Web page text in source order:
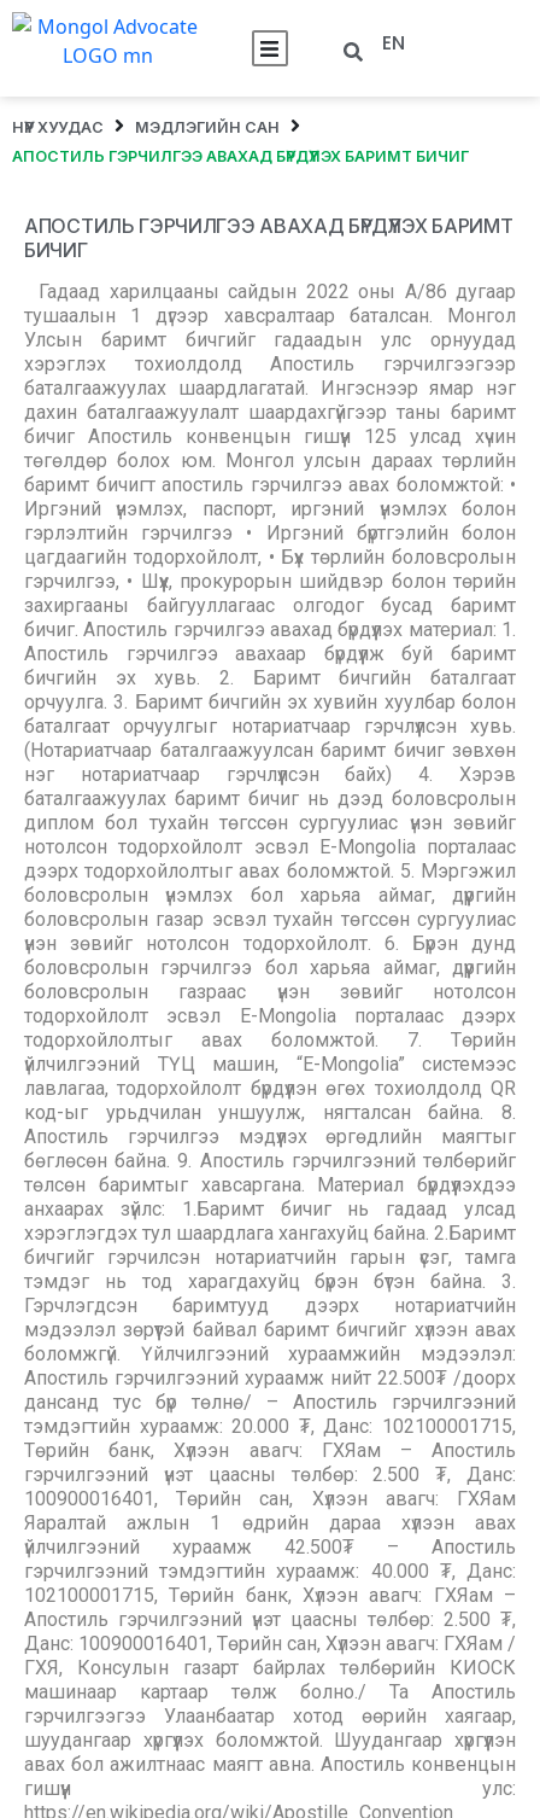
EN
НҮҮР ХУУДАС
МЭДЛЭГИЙН САН
АПОСТИЛЬ ГЭРЧИЛГЭЭ АВАХАД БҮРДҮҮЛЭХ БАРИМТ БИЧИГ
АПОСТИЛЬ ГЭРЧИЛГЭЭ АВАХАД БҮРДҮҮЛЭХ БАРИМТ
БИЧИГ
Гадаад харилцааны сайдын 2022 оны А/86 дугаар
тушаалын 1 дүгээр хавсралтаар баталсан. Монгол
Улсын баримт бичгийг гадаадын улс орнуудад
хэрэглэх тохиолдолд Апостиль гэрчилгээгээр
баталгаажуулах шаардлагатай. Ингэснээр ямар нэг
дахин баталгаажуулалт шаардахгүйгээр таны баримт
бичиг Апостиль конвенцын гишүүн 125 улсад хүчин
төгөлдөр болох юм. Монгол улсын дараах төрлийн
баримт бичигт апостиль гэрчилгээ авах боломжтой: •
Иргэний үнэмлэх, паспорт, иргэний үнэмлэх болон
гэрлэлтийн гэрчилгээ • Иргэний бүртгэлийн болон
цагдаагийн тодорхойлолт, • Бүх төрлийн боловсролын
гэрчилгээ, • Шүүх, прокурорын шийдвэр болон төрийн
захиргааны байгууллагаас олгодог бусад баримт
бичиг. Апостиль гэрчилгээ авахад бүрдүүлэх материал: 1.
Апостиль гэрчилгээ авахаар бүрдүүлж буй баримт
бичгийн эх хувь. 2. Баримт бичгийн баталгаат
орчуулга. 3. Баримт бичгийн эх хувийн хуулбар болон
баталгаат орчуулгыг нотариатчаар гэрчлүүлсэн хувь.
(Нотариатчаар баталгаажуулсан баримт бичиг зөвхөн
нэг нотариатчаар гэрчлүүлсэн байх) 4. Хэрэв
баталгаажуулах баримт бичиг нь дээд боловсролын
диплом бол тухайн төгссөн сургуулиас үнэн зөвийг
нотолсон тодорхойлолт эсвэл E-Mongolia порталаас
дээрх тодорхойлолтыг авах боломжтой. 5. Мэргэжил
боловсролын үнэмлэх бол харьяа аймаг, дүүргийн
боловсролын газар эсвэл тухайн төгссөн сургуулиас
үнэн зөвийг нотолсон тодорхойлолт. 6. Бүрэн дунд
боловсролын гэрчилгээ бол харьяа аймаг, дүүргийн
боловсролын газраас үнэн зөвийг нотолсон
тодорхойлолт эсвэл E-Mongolia порталаас дээрх
тодорхойлолтыг авах боломжтой. 7. Төрийн
үйлчилгээний ТҮЦ машин, “E-Mongolia” системээс
лавлагаа, тодорхойлолт бүрдүүлэн өгөх тохиолдолд QR
код-ыг урьдчилан уншуулж, нягталсан байна. 8.
Апостиль гэрчилгээ мэдүүлэх өргөдлийн маягтыг
бөглөсөн байна. 9. Апостиль гэрчилгээний төлбөрийг
төлсөн баримтыг хавсаргана. Материал бүрдүүлэхдээ
анхаарах зүйлс: 1.Баримт бичиг нь гадаад улсад
хэрэглэгдэх тул шаардлага хангахуйц байна. 2.Баримт
бичгийг гэрчилсэн нотариатчийн гарын үсэг, тамга
тэмдэг нь тод харагдахуйц бүрэн бүтэн байна. 3.
Гэрчлэгдсэн баримтууд дээрх нотариатчийн
мэдээлэл зөрүүтэй байвал баримт бичгийг хүлээн авах
боломжгүй. Үйлчилгээний хураамжийн мэдээлэл:
Апостиль гэрчилгээний хураамж нийт 22.500₮ /доорх
дансанд тус бүр төлнө/ – Апостиль гэрчилгээний
тэмдэгтийн хураамж: 20.000 ₮, Данс: 102100001715,
Төрийн банк, Хүлээн авагч: ГХЯам – Апостиль
гэрчилгээний үнэт цаасны төлбөр: 2.500 ₮, Данс:
100900016401, Төрийн сан, Хүлээн авагч: ГХЯам
Яаралтай ажлын 1 өдрийн дараа хүлээн авах
үйлчилгээний хураамж 42.500₮ – Апостиль
гэрчилгээний тэмдэгтийн хураамж: 40.000 ₮, Данс:
102100001715, Төрийн банк, Хүлээн авагч: ГХЯам –
Апостиль гэрчилгээний үнэт цаасны төлбөр: 2.500 ₮,
Данс: 100900016401, Төрийн сан, Хүлээн авагч: ГХЯам /
ГХЯ, Консулын газарт байрлах төлбөрийн КИОСК
машинаар картаар төлж болно./ Та Апостиль
гэрчилгээгээ Улаанбаатар хотод өөрийн хаягаар,
шуудангаар хүргүүлэх боломжтой. Шуудангаар хүргүүлэн
авах бол ажилтнаас маягт авна. Апостиль конвенцын
гишүүн улс:
https://en.wikipedia.org/wiki/Apostille_Convention